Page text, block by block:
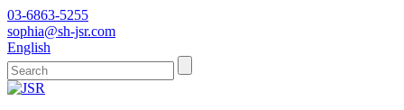
03-6863-5255
sophia@sh-jsr.com
English